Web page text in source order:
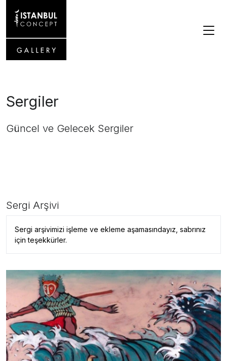
Sergiler
Güncel ve Gelecek Sergiler
Sergi Arşivi
Sergi arşivimizi işleme ve ekleme aşamasındayız, sabrınız
için teşekkürler.